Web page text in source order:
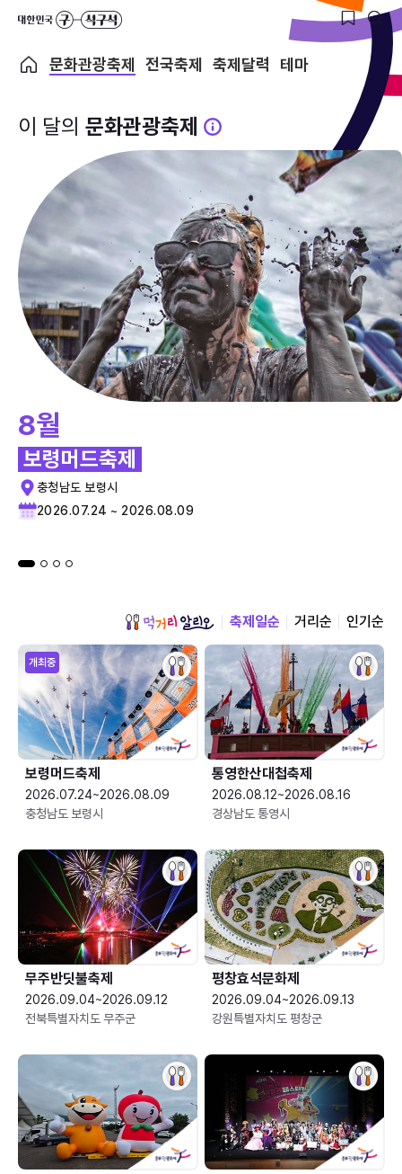
문화관광축제 전국축제 축제달력 테마
이 달의 문화관광축제
8월
보령머드축제
충청남도 보령시
2026.07.24 ~ 2026.08.09
축제일순 거리순 인기순
개최중
보령머드축제
2026.07.24~2026.08.09
충청남도 보령시
통영한산대첩축제
2026.08.12~2026.08.16
경상남도 통영시
무주반딧불축제
2026.09.04~2026.09.12
전북특별자치도 무주군
평창효석문화제
2026.09.04~2026.09.13
강원특별자치도 평창군